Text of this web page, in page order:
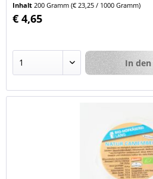
Inhalt200 Gramm(€ 23,25 / 1000 Gramm)
€ 4,65
In den